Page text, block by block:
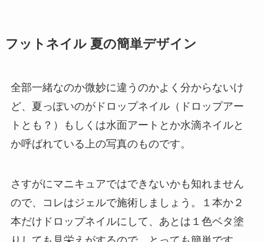
フットネイル 夏の簡単デザイン
全部一緒なのか微妙に違うのかよく分からないけ
ど、夏っぽいのがドロップネイル（ドロップアー
トとも？）もしくは水面アートとか水滴ネイルと
か呼ばれている上の写真のものです。
さすがにマニキュアではできないかも知れません
ので、コレはジェルで施術しましょう。１本か２
本だけドロップネイルにして、あとは１色ベタ塗